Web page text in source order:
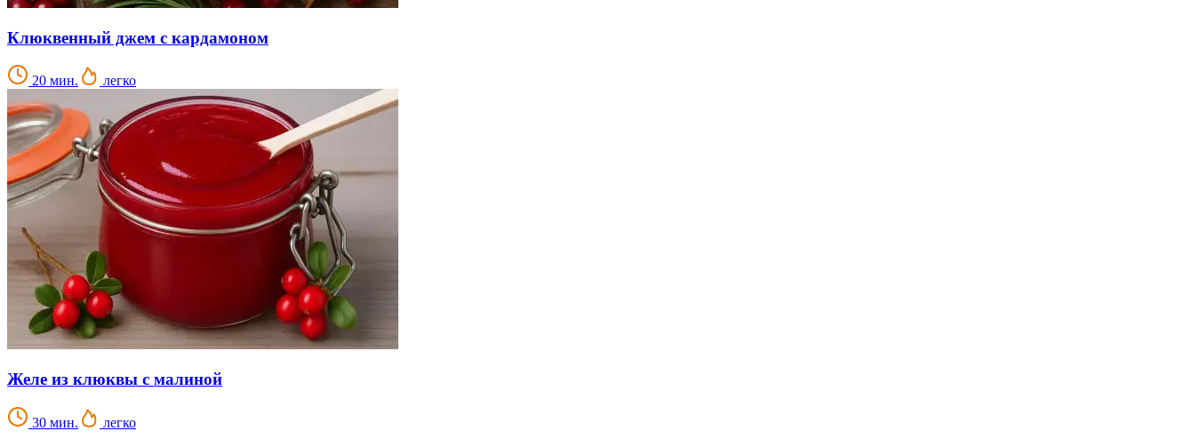
Клюквенный джем с кардамоном
20 мин. легко
Желе из клюквы с малиной
30 мин. легко